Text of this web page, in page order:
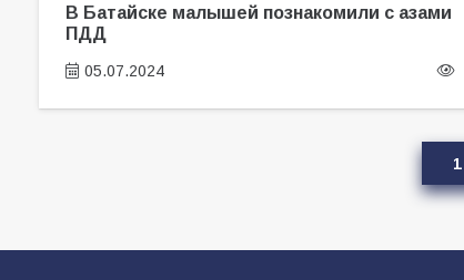
В Батайске малышей познакомили с азами
ПДД
05.07.2024
1